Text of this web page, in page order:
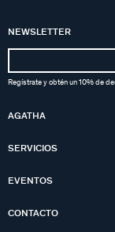
NEWSLETTER
Regístrate y obtén un 10% de
AGATHA
SERVICIOS
EVENTOS
CONTACTO